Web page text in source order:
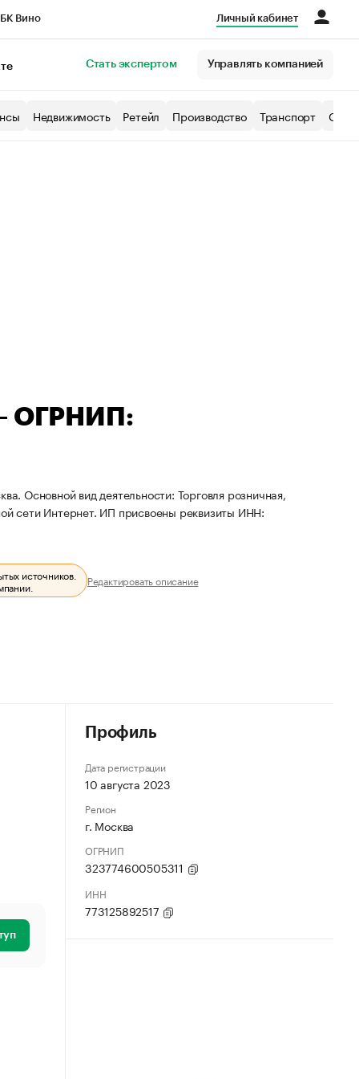
Вино Личный кабинет
Стать экспертом Управлять компанией
Недвижимость Ретейл Производство Транспорт
ОГРНИП:
Основной вид деятельности: Торговля розничная,
сети Интернет. ИП присвоены реквизиты ИНН:
источников.
Редактировать описание
Профиль
Дата регистрации
10 августа 2023
Регион
г. Москва
ОГРНИП
323774600505311
ИНН
773125892517